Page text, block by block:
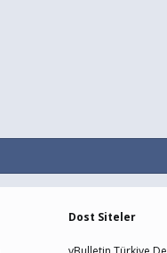
Dost Siteler